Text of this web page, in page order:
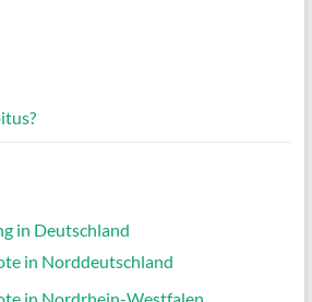
in Deutschland
in Norddeutschland